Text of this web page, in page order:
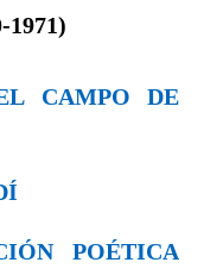
1971)
CAMPO DE
POÉTICA